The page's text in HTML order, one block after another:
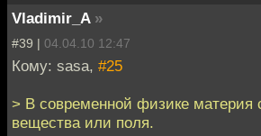
Vladimir_A »
#39 | 04.04.10 12:47
Кому: sasa, #25
> В современной физике материя
вещества или поля.